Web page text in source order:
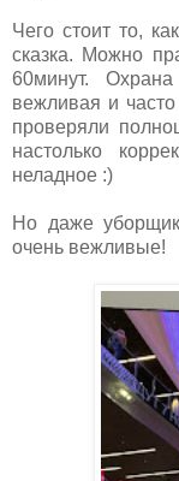
Чего стоит то,
сказка. Можно
60минут.
вежливая и
проверяли
настолько
неладное :)
Но даже
очень вежливые!